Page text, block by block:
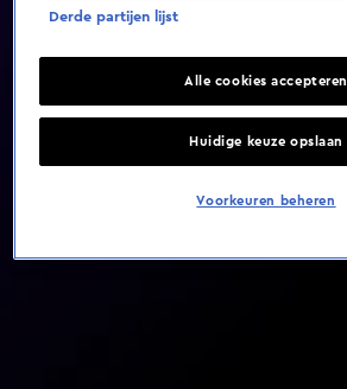
Derde partijen lijst
Alle cookies accepteren
Huidige keuze opslaan
Voorkeuren beheren